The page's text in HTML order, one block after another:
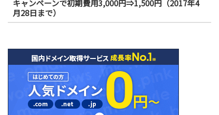
キャンペーンで初期費用3,000円⇒1,500円（2017年4
月28日まで）